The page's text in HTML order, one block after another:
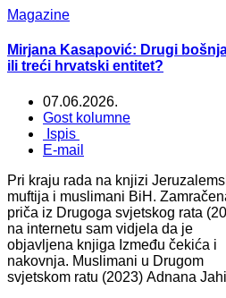
Magazine
Mirjana Kasapović: Drugi
ili treći hrvatski entitet?
07.06.2026.
Gost kolumne
Ispis
E-mail
Pri kraju rada na knjizi
muftija i muslimani BiH.
priča iz Drugoga svjetskog rata
na internetu sam vidjela da je
objavljena knjiga Između čekića i
nakovnja. Muslimani u Drugom
svjetskom ratu (2023) Adnana